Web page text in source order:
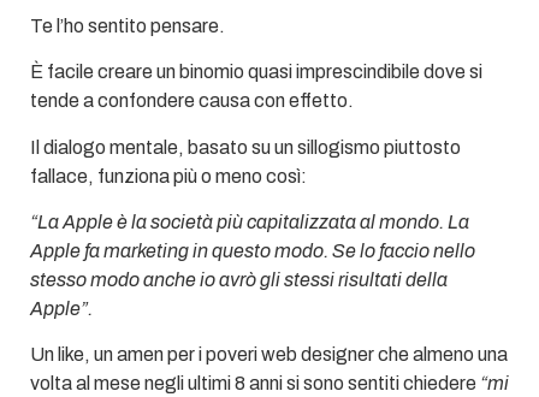
Te l’ho sentito pensare.
È facile creare un binomio quasi imprescindibile dove si
tende a confondere causa con effetto.
Il dialogo mentale, basato su un sillogismo piuttosto
fallace, funziona più o meno così:
“La Apple è la società più capitalizzata al mondo. La
Apple fa marketing in questo modo. Se lo faccio nello
stesso modo anche io avrò gli stessi risultati della
Apple”.
Un like, un amen per i poveri web designer che almeno una
volta al mese negli ultimi 8 anni si sono sentiti chiedere “mi